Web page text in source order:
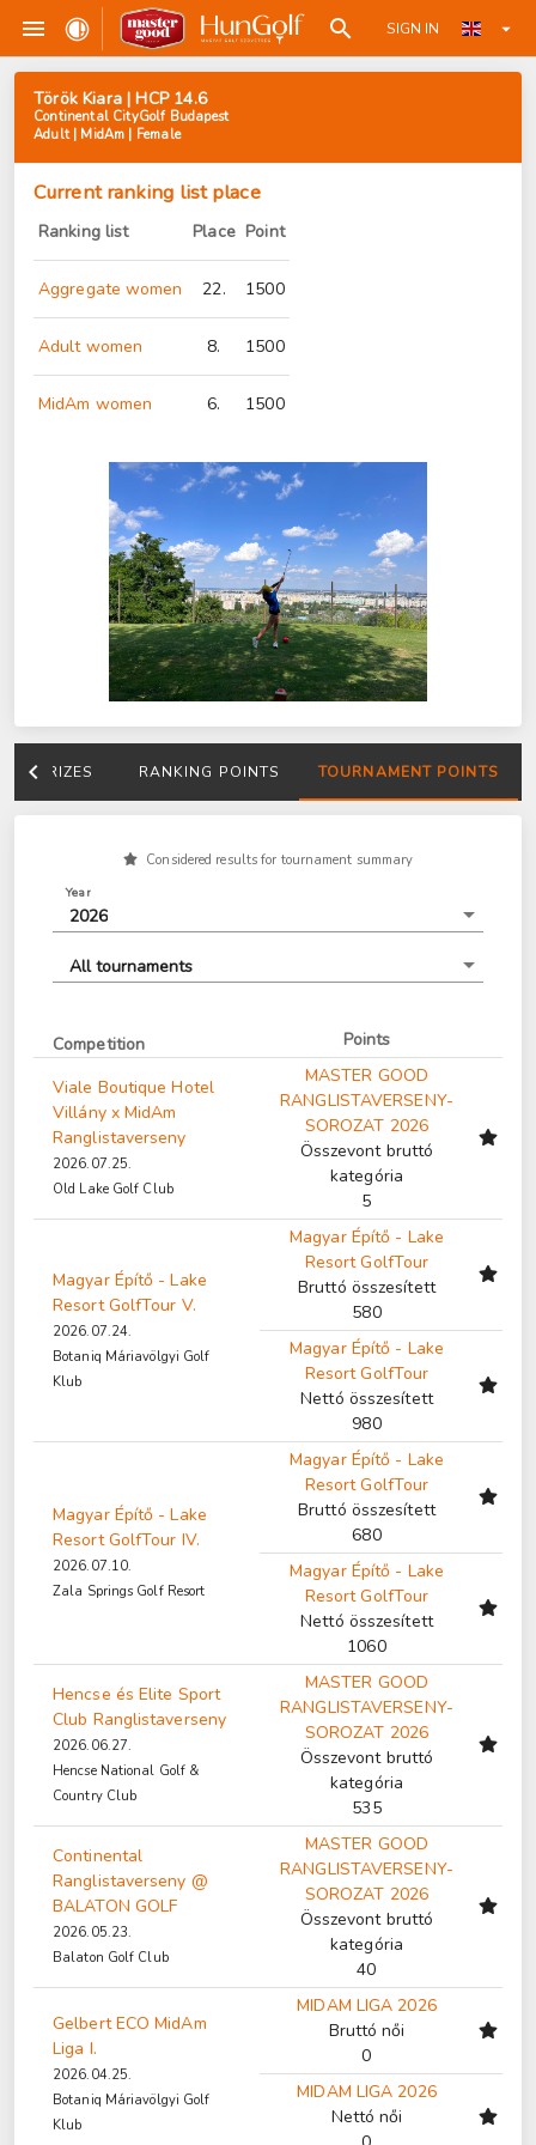
SIGN IN
Török Kiara | HCP 14.6
Continental CityGolf Budapest
Adult | MidAm | Female
Current ranking list place
Ranking list Place Point
Aggregate women 22. 1500
Adult women 8. 1500
MidAm women 6. 1500
PRIZES RANKING POINTS TOURNAMENT POINTS
Considered results for tournament summary
Year
2026
All tournaments
Competition Points
Viale Boutique Hotel
Villány x MidAm
Ranglistaverseny
2026.07.25.
Old Lake Golf Club
MASTER GOOD
RANGLISTAVERSENY-
SOROZAT 2026
Összevont bruttó
kategória
5
Magyar Építő - Lake
Resort GolfTour V.
2026.07.24.
Botaniq Máriavölgyi Golf
Klub
Magyar Építő - Lake
Resort GolfTour
Bruttó összesített
580
Magyar Építő - Lake
Resort GolfTour
Nettó összesített
980
Magyar Építő - Lake
Resort GolfTour IV.
2026.07.10.
Zala Springs Golf Resort
Magyar Építő - Lake
Resort GolfTour
Bruttó összesített
680
Magyar Építő - Lake
Resort GolfTour
Nettó összesített
1060
Hencse és Elite Sport
Club Ranglistaverseny
2026.06.27.
Hencse National Golf &
Country Club
MASTER GOOD
RANGLISTAVERSENY-
SOROZAT 2026
Összevont bruttó
kategória
535
Continental
Ranglistaverseny @
BALATON GOLF
2026.05.23.
Balaton Golf Club
MASTER GOOD
RANGLISTAVERSENY-
SOROZAT 2026
Összevont bruttó
kategória
40
Gelbert ECO MidAm
Liga I.
2026.04.25.
Botaniq Máriavölgyi Golf
Klub
MIDAM LIGA 2026
Bruttó női
0
MIDAM LIGA 2026
Nettó női